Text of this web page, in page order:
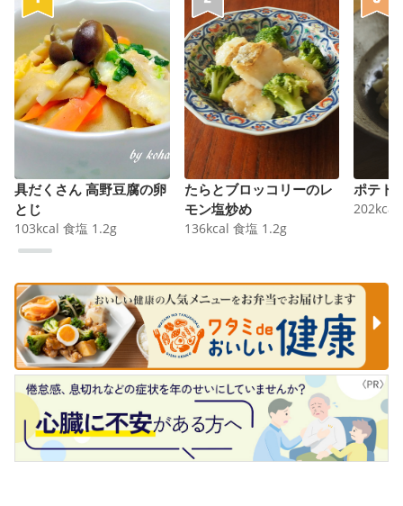
具だくさん 高野豆腐の卵
とじ
103kcal 食塩 1.2g
たらとブロッコリーのレ
モン塩炒め
136kcal 食塩 1.2g
ポテト
202kcal